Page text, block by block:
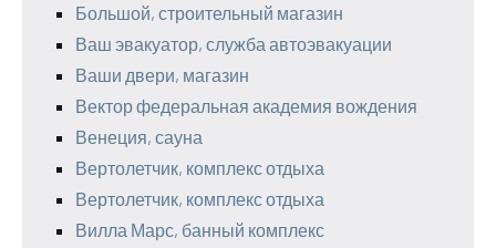
Большой, строительный магазин
Ваш эвакуатор, служба автоэвакуации
Ваши двери, магазин
Вектор федеральная академия вождения
Венеция, сауна
Вертолетчик, комплекс отдыха
Вертолетчик, комплекс отдыха
Вилла Марс, банный комплекс